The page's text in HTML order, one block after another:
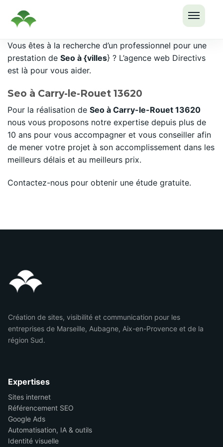
LE
Passer
au
contenu
Vous êtes à la recherche d’un professionnel pour une
prestation de Seo à {villes} ? L’agence web Directivs
est là pour vous aider.
Seo à Carry-le-Rouet 13620
Pour la réalisation de Seo à Carry-le-Rouet 13620
nous vous proposons notre expertise depuis plus de
10 ans pour vous accompagner et vous conseiller afin
de mener votre projet à son accomplissement dans les
meilleurs délais et au meilleurs prix.
Contactez-nous pour obtenir une étude gratuite.
Création de sites, visibilité et communication pour les
entreprises de Marseille, Aubagne, Aix-en-Provence et de la
région Sud.
Expertises
Sites internet
Référencement SEO
Google Ads
Automatisation, IA & outils
Identité visuelle